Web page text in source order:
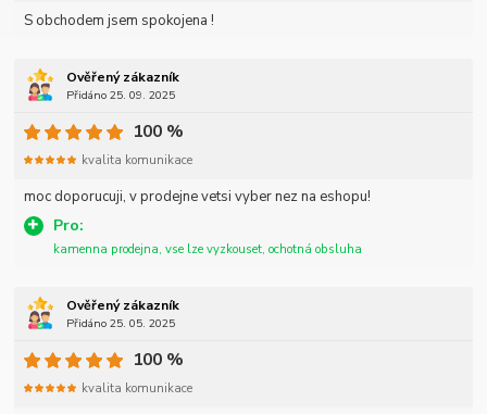
S obchodem jsem spokojena !
Ověřený zákazník
Přidáno 25. 09. 2025
moc doporucuji, v prodejne vetsi vyber nez na eshopu!
Pro:
kamenna prodejna, vse lze vyzkouset, ochotná obsluha
100 %
kvalita komunikace
Ověřený zákazník
Přidáno 25. 05. 2025
100 %
kvalita komunikace